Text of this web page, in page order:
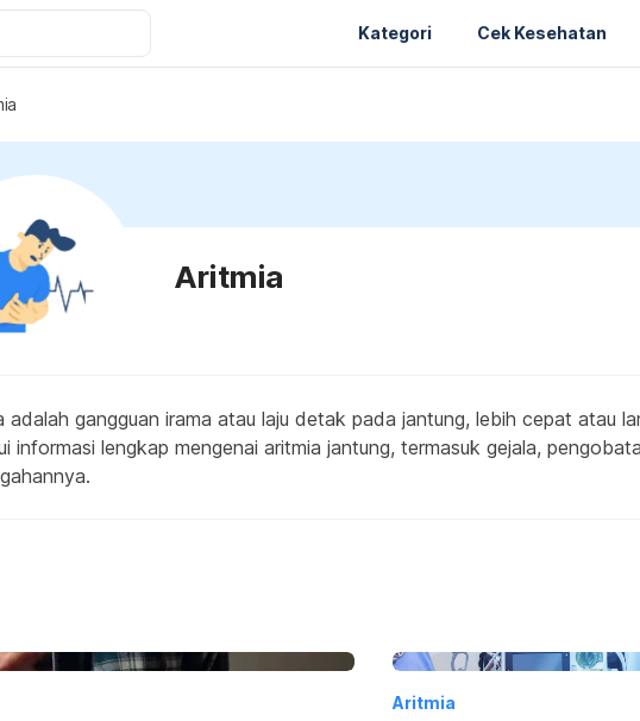
Kategori Cek Kesehatan
Aritmia
adalah gangguan irama atau laju detak pada jantung, lebih cepat atau
informasi lengkap mengenai aritmia jantung, termasuk gejala,
Aritmia